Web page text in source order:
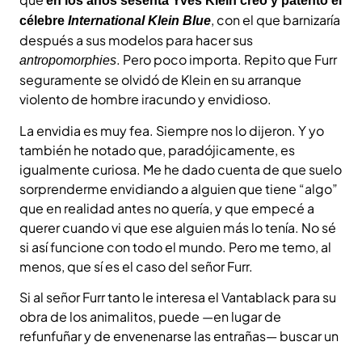
célebre International Klein Blue, con el que barnizaría
después a sus modelos para hacer sus
antropomorphies. Pero poco importa. Repito que Furr
seguramente se olvidó de Klein en su arranque
violento de hombre iracundo y envidioso.
La envidia es muy fea. Siempre nos lo dijeron. Y yo
también he notado que, paradójicamente, es
igualmente curiosa. Me he dado cuenta de que suelo
sorprenderme envidiando a alguien que tiene “algo”
que en realidad antes no quería, y que empecé a
querer cuando vi que ese alguien más lo tenía. No sé
si así funcione con todo el mundo. Pero me temo, al
menos, que sí es el caso del señor Furr.
Si al señor Furr tanto le interesa el Vantablack para su
obra de los animalitos, puede —en lugar de
refunfuñar y de envenenarse las entrañas— buscar un